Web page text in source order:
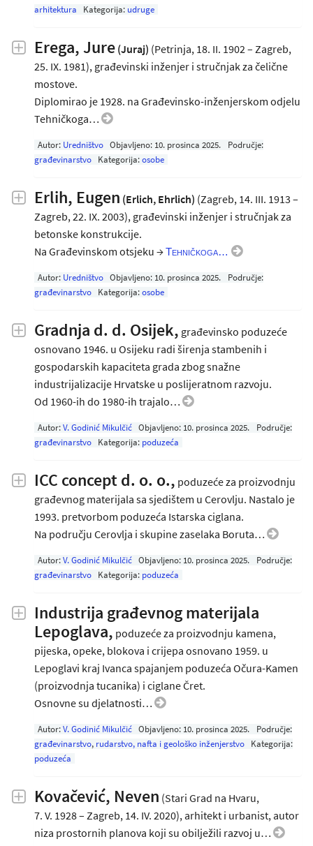
arhitektura Kategorija: udruge
Erega, Jure (Juraj) (Petrinja, 18. II. 1902 – Zagreb,
25. IX. 1981), građevinski inženjer i stručnjak za čelične
mostove.
Diplomirao je 1928. na Građevinsko-inženjerskom odjelu
Tehničkoga…
Autor: Uredništvo Objavljeno: 10. prosinca 2025.
Područje:
građevinarstvo
Kategorija:osobe
Erlih, Eugen (Erlich, Ehrlich) (Zagreb, 14. III. 1913 –
Zagreb, 22. IX. 2003), građevinski inženjer i stručnjak za
betonske konstrukcije.
Na Građevinskom otsjeku →Tehničkoga…
Autor: Uredništvo Objavljeno: 10. prosinca 2025.
Područje:
građevinarstvo
Kategorija:osobe
Gradnja d. d. Osijek, građevinsko poduzeće
osnovano 1946. u Osijeku radi širenja stambenih i
gospodarskih kapaciteta grada zbog snažne
industrijalizacije Hrvatske u poslijeratnom razvoju.
Od 1960-ih do 1980-ih trajalo…
Autor: V. Godinić Mikulčić Objavljeno: 10. prosinca 2025.
Područje:
građevinarstvo
Kategorija: poduzeća
ICC concept d. o. o., poduzeće za proizvodnju
građevnog materijala sa sjedištem u Cerovlju. Nastalo je
1993. pretvorbom poduzeća Istarska ciglana.
Na području Cerovlja i skupine zaselaka Boruta…
Autor: V. Godinić Mikulčić Objavljeno: 10. prosinca 2025.
Područje:
građevinarstvo
Kategorija: poduzeća
Industrija građevnog materijala
Lepoglava, poduzeće za proizvodnju kamena,
pijeska, opeke, blokova i crijepa osnovano 1959. u
Lepoglavi kraj Ivanca spajanjem poduzeća Očura-Kamen
(proizvodnja tucanika) i ciglane Čret.
Osnovne su djelatnosti…
Autor: V. Godinić Mikulčić Objavljeno: 10. prosinca 2025.
Područje:
građevinarstvo, rudarstvo, nafta i geološko inženjerstvo
Kategorija:
poduzeća
Kovačević, Neven (Stari Grad na Hvaru,
7. V. 1928 – Zagreb, 14. IV. 2020), arhitekt i urbanist, autor
niza prostornih planova koji su obilježili razvoj u…